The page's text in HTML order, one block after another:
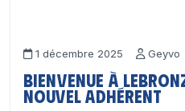
1 décembre 2025 Geyvo
Bienvenue à
nouvel adhérent